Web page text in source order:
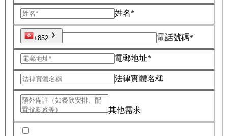
姓名*
+852 電話號碼*
電郵地址*
法律實體名稱
其他需求